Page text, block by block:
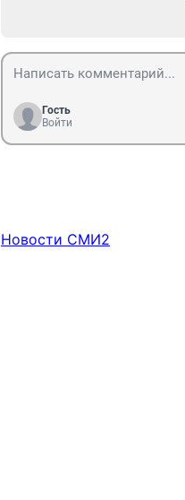
Гость
Войти
Новости СМИ2